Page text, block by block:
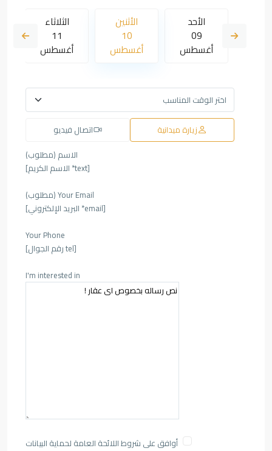
الأحد
09
أغسطس
الأثنين
10
أغسطس
الثلاثاء
11
أغسطس
زيارة ميدانية
اتصال فيديو
الاسم (مطلوب)
[text* الاسم الكريم]
Your Email (مطلوب)
[email* البريد الإلكتروني]
Your Phone
[tel رقم الجوال]
I'm interested in
أوافق على شروط اللائحة العامة لحماية البيانات